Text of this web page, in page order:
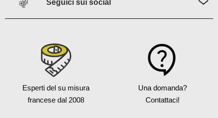
Seguici sui social
Esperti del su misura
francese dal 2008
Una domanda?
Contattaci!